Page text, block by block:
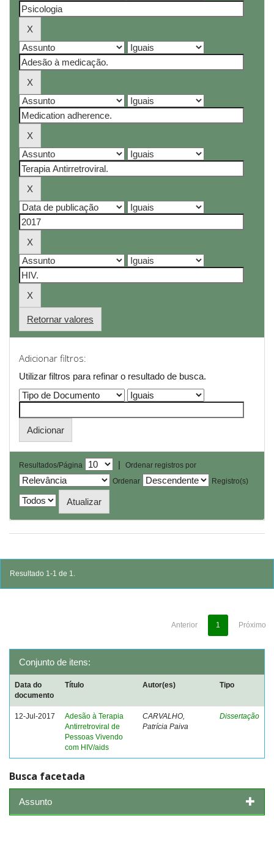
Retornar valores
Adicionar filtros:
Utilizar filtros para refinar o resultado de busca.
Resultados/Página |
Ordenar registros por
Ordenar
Registro(s)
Resultado 1-1 de 1.
Anterior 1 Próximo
Conjunto de itens:
Data do
documento
Título Autor(es) Tipo
12-Jul-2017
Adesão à Terapia
Antirretroviral de
Pessoas Vivendo
com HIV/aids
CARVALHO,
Patrícia Paiva
Dissertação
Busca facetada
Assunto